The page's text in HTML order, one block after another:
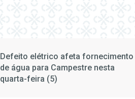
Defeito elétrico afeta fornecimento
de água para Campestre nesta
quarta-feira (5)